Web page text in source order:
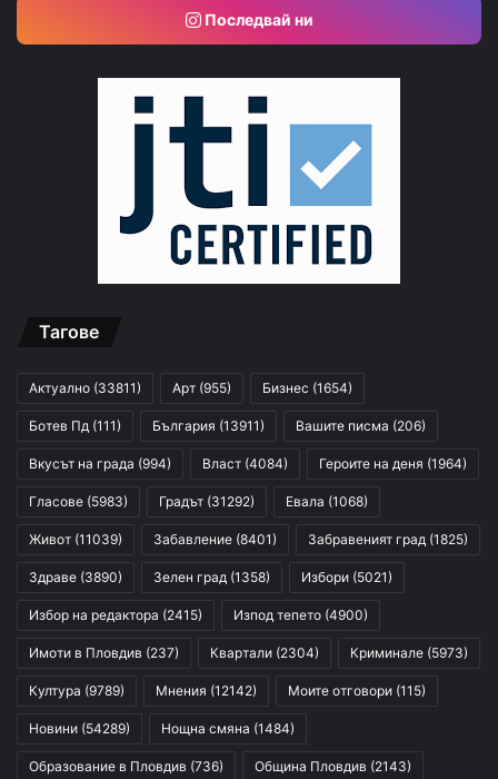
Последвай ни
Тагове
Актуално (33811) Арт (955) Бизнес (1654)
Ботев Пд (111) България (13911) Вашите писма (206)
Вкусът на града (994) Власт (4084) Героите на деня (1964)
Гласове (5983) Градът (31292) Евала (1068)
Живот (11039) Забавление (8401) Забравеният град (1825)
Здраве (3890) Зелен град (1358) Избори (5021)
Избор на редактора (2415) Изпод тепето (4900)
Имоти в Пловдив (237) Квартали (2304) Криминале (5973)
Култура (9789) Мнения (12142) Моите отговори (115)
Новини (54289) Нощна смяна (1484)
Образование в Пловдив (736) Община Пловдив (2143)